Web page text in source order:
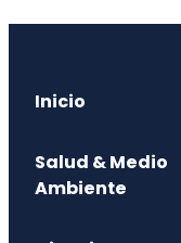
Inicio
Salud & Medio
Ambiente